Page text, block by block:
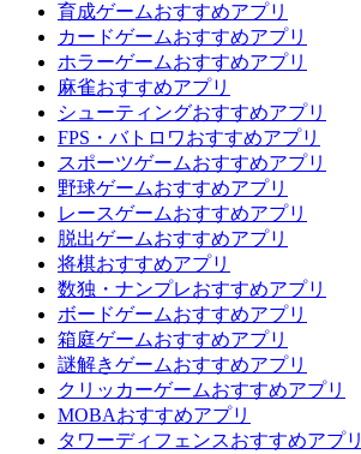
育成ゲームおすすめアプリ
カードゲームおすすめアプリ
ホラーゲームおすすめアプリ
麻雀おすすめアプリ
シューティングおすすめアプリ
FPS・バトロワおすすめアプリ
スポーツゲームおすすめアプリ
野球ゲームおすすめアプリ
レースゲームおすすめアプリ
脱出ゲームおすすめアプリ
将棋おすすめアプリ
数独・ナンプレおすすめアプリ
ボードゲームおすすめアプリ
箱庭ゲームおすすめアプリ
謎解きゲームおすすめアプリ
クリッカーゲームおすすめアプリ
MOBAおすすめアプリ
タワーディフェンスおすすめアプリ